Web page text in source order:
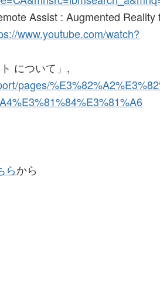
Assist : Augmented Reality
www.youtube.com/watch?
について」,
pages/
らから